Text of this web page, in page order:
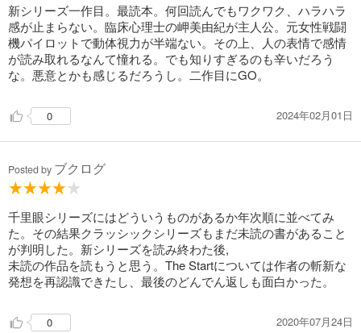
新シリーズ一作目。最読本。何回読んでもワクワク、ハラハラ
感が止まらない。臨床心理士の岬美由紀が主人公。元女性戦闘
機パイロットで動体視力が半端ない。その上、人の表情で感情
が読み取れるなんて憧れる。でも知りすぎるのも辛いだろう
な。悪意とかも感じるだろうし。二作目にGO。
0 2024年02月01日
Posted by ブクログ
千里眼シリーズにはどういうものがあるか年次順に並べてみ
た。その結果クラッシックシリーズもまだ未読の書があること
が判明した。新シリーズを読み終わた後,
未読の作品を読もうと思う。The Startについては作者の斬新な
発想を再認識できたし、最後のどんでん返しも面白かった。
0 2020年07月24日